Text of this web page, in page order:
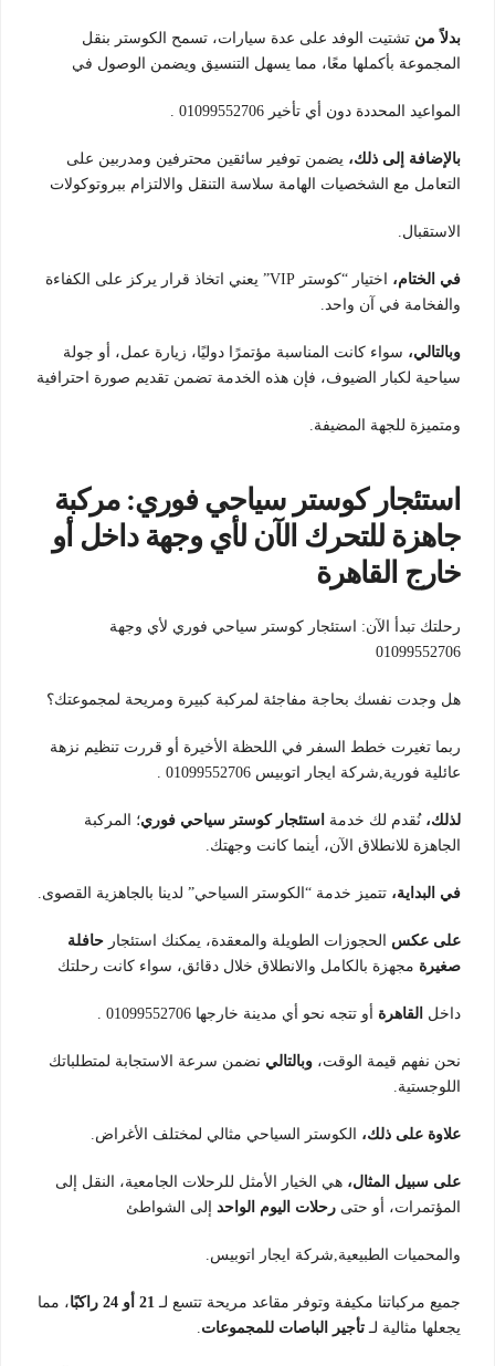
بدلاً من تشتيت الوفد على عدة سيارات، تسمح الكوستر بنقل
المجموعة بأكملها معًا، مما يسهل التنسيق ويضمن الوصول في
المواعيد المحددة دون أي تأخير 01099552706 .
بالإضافة إلى ذلك، يضمن توفير سائقين محترفين ومدربين على
التعامل مع الشخصيات الهامة سلاسة التنقل والالتزام ببروتوكولات
الاستقبال.
في الختام،
اختيار “كوستر VIP” يعني اتخاذ قرار يركز على الكفاءة
والفخامة في آن واحد.
وبالتالي، سواء كانت المناسبة مؤتمرًا دوليًا، زيارة عمل، أو جولة
سياحية لكبار الضيوف، فإن هذه الخدمة تضمن تقديم صورة احترافية
ومتميزة للجهة المضيفة.
استئجار كوستر سياحي فوري: مركبة
جاهزة للتحرك الآن لأي وجهة داخل أو
خارج القاهرة
رحلتك تبدأ الآن: استئجار كوستر سياحي فوري لأي وجهة
01099552706
هل وجدت نفسك بحاجة مفاجئة لمركبة كبيرة ومريحة لمجموعتك؟
ربما تغيرت خطط السفر في اللحظة الأخيرة أو قررت تنظيم نزهة
عائلية فورية,شركة ايجار اتوبيس 01099552706 .
لذلك، نُقدم لك خدمة استئجار كوستر سياحي فوري؛ المركبة
الجاهزة للانطلاق الآن، أينما كانت وجهتك.
في البداية، تتميز خدمة “الكوستر السياحي” لدينا بالجاهزية القصوى.
على عكس الحجوزات الطويلة والمعقدة، يمكنك استئجار حافلة
صغيرة مجهزة بالكامل والانطلاق خلال دقائق، سواء كانت رحلتك
داخل القاهرة أو تتجه نحو أي مدينة خارجها 01099552706 .
نحن نفهم قيمة الوقت، وبالتالي نضمن سرعة الاستجابة لمتطلباتك
اللوجستية.
علاوة على ذلك، الكوستر السياحي مثالي لمختلف الأغراض.
على سبيل المثال، هي الخيار الأمثل للرحلات الجامعية، النقل إلى
المؤتمرات، أو حتى رحلات اليوم الواحد إلى الشواطئ
والمحميات الطبيعية,شركة ايجار اتوبيس.
جميع مركباتنا مكيفة وتوفر مقاعد مريحة تتسع لـ 21 أو 24 راكبًا
، مما
يجعلها مثالية لـ تأجير الباصات للمجموعات.